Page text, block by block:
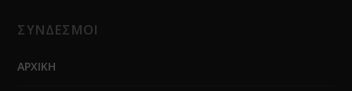
ΣΥΝΔΕΣΜΟΙ
ΑΡΧΙΚΗ